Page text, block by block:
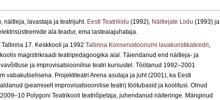
näitleja, lavastaja ja teatrijuht. Eesti Teatriliidu (1992), Näitlejate Liidu (1993) ja
ala teadur, ema lasteaiajuhataja.
17. Keskkooli ja 1992 Tallinna Konservatooriumi lavakunstikateedri,
magistrikraadi teatripedagoogika alal. Täiendanud end näitleja- ja
ja improvisatsioonilise teatri kursustel. Töötanud 1992–2001
vabakutselisena. Projektiteatri Arena asutaja ja juht (2001), ka Eesti
(peamiselt improvisatsioonilise teatri) töötubasid ja koolitusi. Olnud
Polygoni Teatrikooli teatriõpetaja, juhendanud näiteringe. Mänginud